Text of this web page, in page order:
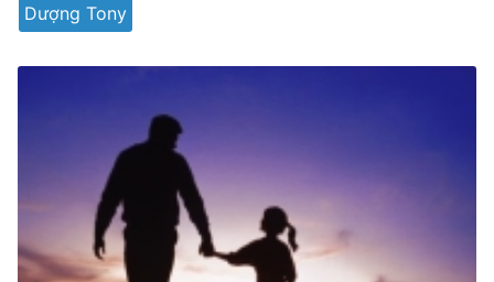
Dượng Tony